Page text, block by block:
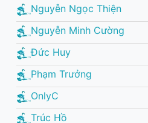
Nguyễn Ngọc Thiện
Nguyễn Minh Cường
Đức Huy
Phạm Trưởng
OnlyC
Trúc Hồ